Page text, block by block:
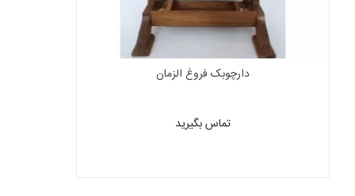
دارچوبک فروغ الزمان
تماس بگیرید